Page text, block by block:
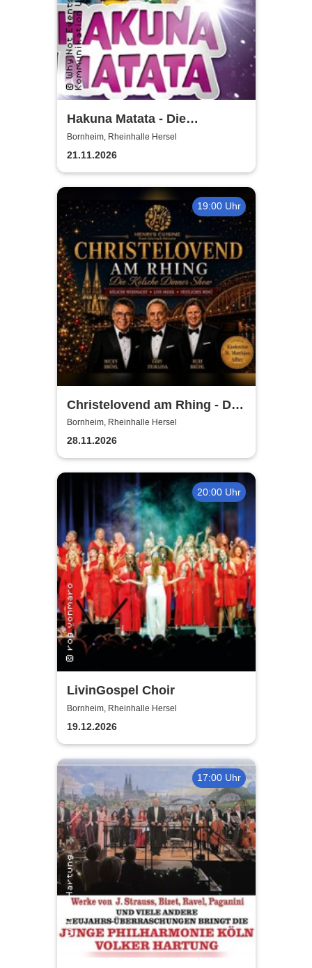
Hakuna Matata - Die
einzigartige große
Kindermusical-Gala
Bornheim, Rheinhalle Hersel
21.11.2026
19:00 Uhr
Christelovend am Rhing - Die
Kölsche Dinner Show
Bornheim, Rheinhalle Hersel
28.11.2026
20:00 Uhr
LivinGospel Choir
Bornheim, Rheinhalle Hersel
19.12.2026
17:00 Uhr